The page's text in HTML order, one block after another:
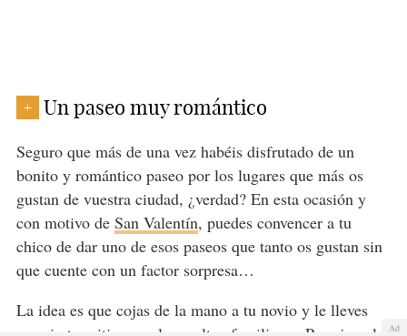
+ Un paseo muy romántico
Seguro que más de una vez habéis disfrutado de un
bonito y romántico paseo por los lugares que más os
gustan de vuestra ciudad, ¿verdad? En esta ocasión y
con motivo de San Valentín, puedes convencer a tu
chico de dar uno de esos paseos que tanto os gustan sin
que cuente con un factor sorpresa…
La idea es que cojas de la mano a tu novio y le lleves
Ad